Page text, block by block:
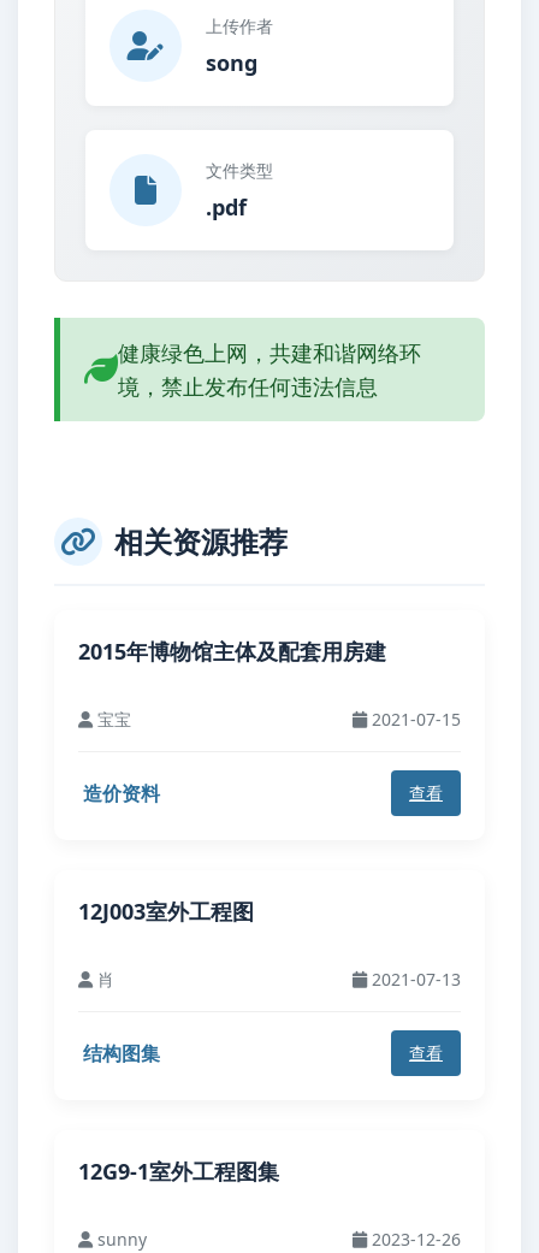
上传作者
song
文件类型
.pdf
健康绿色上网，共建和谐网络环
境，禁止发布任何违法信息
相关资源推荐
2015年博物馆主体及配套用房建
宝宝 2021-07-15
造价资料 查看
12J003室外工程图
肖 2021-07-13
结构图集 查看
12G9-1室外工程图集
sunny 2023-12-26